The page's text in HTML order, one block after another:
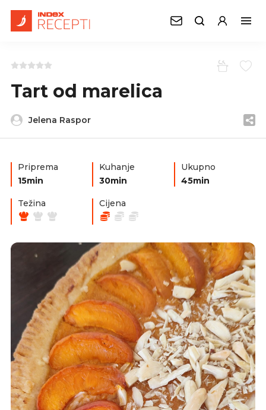
Tart od marelica
Jelena Raspor
Priprema
15min
Kuhanje
30min
Ukupno
45min
Težina Cijena